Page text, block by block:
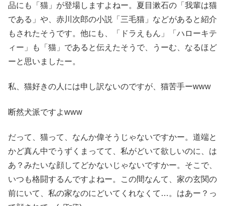
品にも「猫」が登場しますよねー。夏目漱石の「我輩は猫
である」や、赤川次郎の小説「三毛猫」などがあると紹介
もされたそうです。他にも、「ドラえもん」「ハローキテ
ィー」も「猫」であると伝えたそうで、うーむ、なるほど
ーと思いましたー。
私、猫好きの人には申し訳ないのですが、猫苦手ーwww
断然犬派ですよwww
だって、猫って、なんか偉そうじゃないですかー。道端と
かど真ん中でうずくまってて、私がどいて欲しいのに、は
あ？みたいな顔してどかないじゃないですかー。そこで、
いつも格闘するんですよねー。この間なんて、家の玄関の
前にいて、私の家なのにどいてくれなくて…。はあー？っ